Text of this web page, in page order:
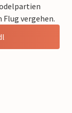
Flug vergehen.